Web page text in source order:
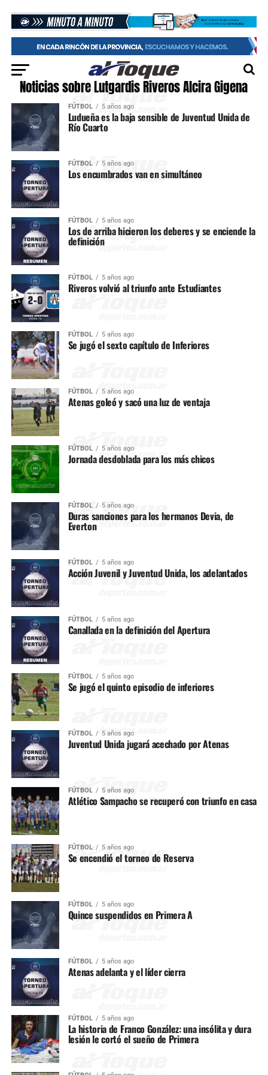
Noticias sobre Lutgardis Riveros Alcira Gigena
FÚTBOL 5 años ago
Ludueña es la baja sensible de Juventud Unida de
Río Cuarto
FÚTBOL 5 años ago
Los encumbrados van en simultáneo
FÚTBOL 5 años ago
Los de arriba hicieron los deberes y se enciende la
definición
FÚTBOL 5 años ago
Riveros volvió al triunfo ante Estudiantes
FÚTBOL 5 años ago
Se jugó el sexto capítulo de Inferiores
FÚTBOL 5 años ago
Atenas goleó y sacó una luz de ventaja
FÚTBOL 5 años ago
Jornada desdoblada para los más chicos
FÚTBOL 5 años ago
Duras sanciones para los hermanos Devia, de
Everton
FÚTBOL 5 años ago
Acción Juvenil y Juventud Unida, los adelantados
FÚTBOL 5 años ago
Canallada en la definición del Apertura
FÚTBOL 5 años ago
Se jugó el quinto episodio de inferiores
FÚTBOL 5 años ago
Juventud Unida jugará acechado por Atenas
FÚTBOL 5 años ago
Atlético Sampacho se recuperó con triunfo en casa
FÚTBOL 5 años ago
Se encendió el torneo de Reserva
FÚTBOL 5 años ago
Quince suspendidos en Primera A
FÚTBOL 5 años ago
Atenas adelanta y el líder cierra
FÚTBOL 5 años ago
La historia de Franco González: una insólita y dura
lesión le cortó el sueño de Primera